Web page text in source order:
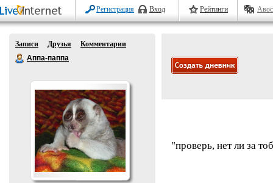
Регистрация Вход Рейтинги
Записи Друзья
Комментарии
Аппа-паппа
"проверь, нет ли за